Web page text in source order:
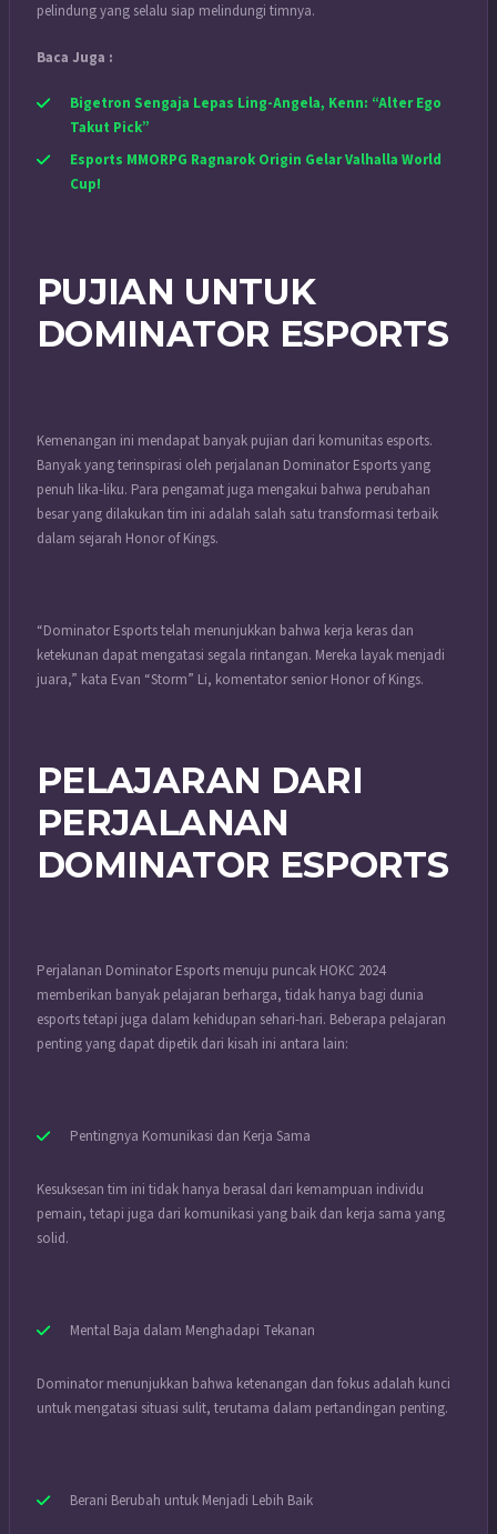
pelindung yang selalu siap melindungi timnya.
Baca Juga :
Bigetron Sengaja Lepas Ling-Angela, Kenn: “Alter Ego
Takut Pick”
Esports MMORPG Ragnarok Origin Gelar Valhalla World
Cup!
PUJIAN UNTUK
DOMINATOR ESPORTS
Kemenangan ini mendapat banyak pujian dari komunitas esports.
Banyak yang terinspirasi oleh perjalanan Dominator Esports yang
penuh lika-liku. Para pengamat juga mengakui bahwa perubahan
besar yang dilakukan tim ini adalah salah satu transformasi terbaik
dalam sejarah Honor of Kings.
“Dominator Esports telah menunjukkan bahwa kerja keras dan
ketekunan dapat mengatasi segala rintangan. Mereka layak menjadi
juara,” kata Evan “Storm” Li, komentator senior Honor of Kings.
PELAJARAN DARI
PERJALANAN
DOMINATOR ESPORTS
Perjalanan Dominator Esports menuju puncak HOKC 2024
memberikan banyak pelajaran berharga, tidak hanya bagi dunia
esports tetapi juga dalam kehidupan sehari-hari. Beberapa pelajaran
penting yang dapat dipetik dari kisah ini antara lain:
Pentingnya Komunikasi dan Kerja Sama
Kesuksesan tim ini tidak hanya berasal dari kemampuan individu
pemain, tetapi juga dari komunikasi yang baik dan kerja sama yang
solid.
Mental Baja dalam Menghadapi Tekanan
Dominator menunjukkan bahwa ketenangan dan fokus adalah kunci
untuk mengatasi situasi sulit, terutama dalam pertandingan penting.
Berani Berubah untuk Menjadi Lebih Baik